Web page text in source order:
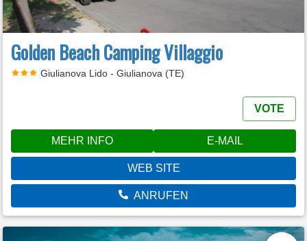
Golden Beach Camping Villaggio
Giulianova Lido - Giulianova (TE)
VOTE
MEHR INFO E-MAIL
WEB SITE
ANRUFEN